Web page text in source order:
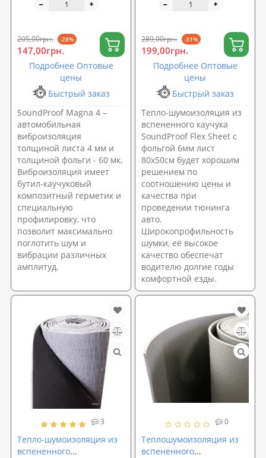
шумовиброизоляция
205,00грн. -28%
147,00грн.
Подробнее Оптовые
цены
Быстрый заказ
SoundProof Magna 4 –
автомобильная
виброизоляция
толщиной листа 4 мм и
толщиной фольги - 60 мк.
Виброизоляция имеет
бутил-каучуковый
композитный герметик и
специальную
профилировку, что
позволит максимально
поглотить шум и
вибрации различных
амплитуд.
фольгой 6мм лист
289,00грн. -31%
199,00грн.
Подробнее Оптовые
цены
Быстрый заказ
Тепло-шумоизоляция из
вспененного каучука
SoundProof Flex Sheet с
фольгой 6мм лист
80x50см будет хорошим
решением по
соотношению цены и
качества при
проведении тюнинга
авто.
Широкопрофильность
шумки, её высокое
качество обеспечат
водителю долгие годы
комфортной езды.
3
Тепло-шумоизоляция из
вспененного
0
Теплошумоизоляция из
вспененного